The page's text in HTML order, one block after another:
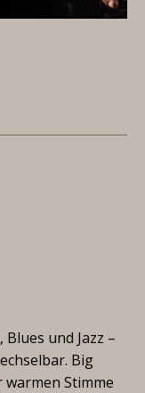
und Jazz –
Big
Stimme